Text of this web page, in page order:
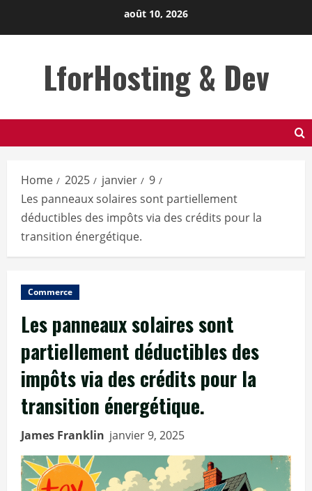
août 10, 2026
LforHosting & Dev
Home 2025 janvier
9
Les panneaux solaires sont partiellement
déductibles des impôts via des crédits pour la
transition énergétique.
Commerce
Les panneaux solaires sont
partiellement déductibles des
impôts via des crédits pour la
transition énergétique.
James Franklin janvier 9, 2025